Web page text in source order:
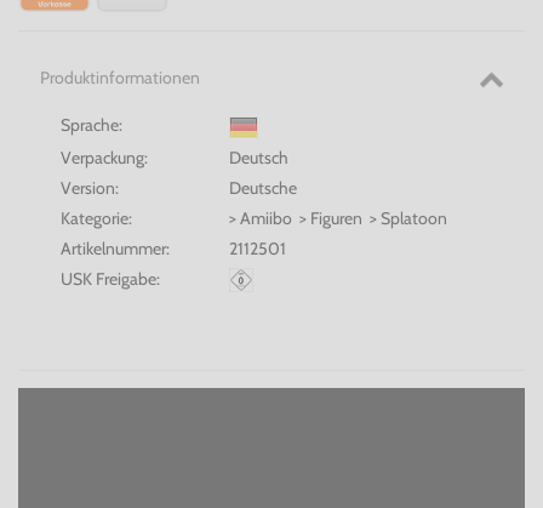
Produktinformationen
Sprache:
Verpackung:
Deutsch
Version:
Deutsche
Kategorie:
> Amiibo > Figuren > Splatoon
Artikelnummer:
2112501
USK Freigabe: